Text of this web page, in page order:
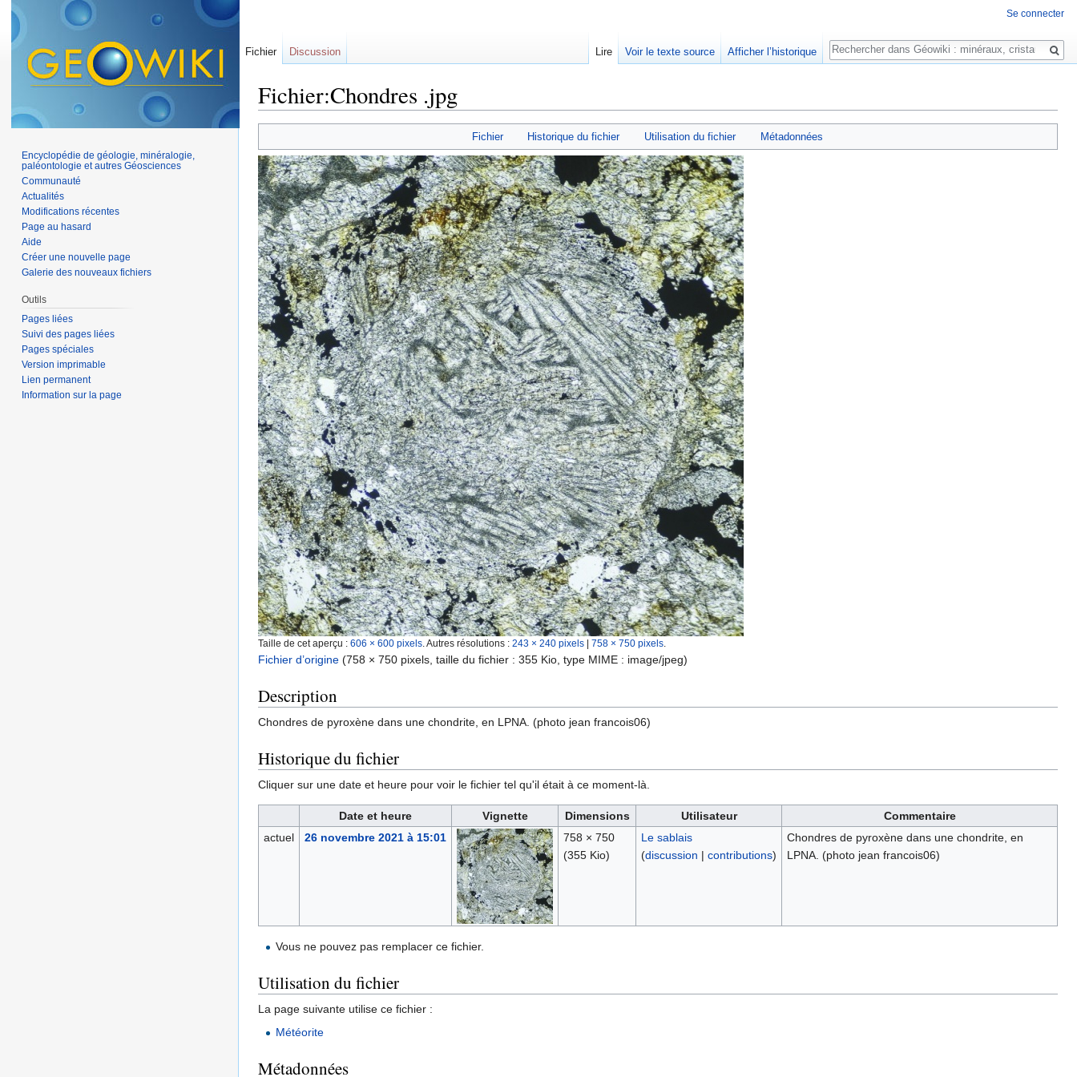
Fichier:Chondres .jpg
Fichier Historique du fichier Utilisation du fichier Métadonnées
Taille de cet aperçu : 606 × 600 pixels Autres résolutions : 243 × 240 pixels 758 × 750 pixels
Fichier d’origine (758 × 750 pixels, taille du fichier : 355 Kio, type MIME : image/jpeg)
Description
Chondres de pyroxène dans une chondrite, en LPNA. (photo jean francois06)
Historique du fichier
Cliquer sur une date et heure pour voir le fichier tel qu'il était à ce moment-là.
Date et heure Vignette Dimensions Utilisateur
Commentaire
actuel
26 novembre 2021 à 15:01
758 × 750
(355 Kio)
Le sablais
(discussion | contributions)
Chondres de pyroxène dans une chondrite, en
LPNA. (photo jean francois06)
Vous ne pouvez pas remplacer ce fichier.
Utilisation du fichier
La page suivante utilise ce fichier :
Météorite
Métadonnées
Se connecter
Fichier Discussion Lire Voir le texte source Afficher l’historique
Rechercher
Encyclopédie de géologie, minéralogie,
paléontologie et autres Géosciences
Communauté
Actualités
Modifications récentes
Page au hasard
Aide
Créer une nouvelle page
Galerie des nouveaux fichiers
Outils
Pages liées
Suivi des pages liées
Pages spéciales
Version imprimable
Lien permanent
Information sur la page